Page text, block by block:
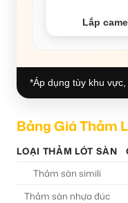
Lắp
*Áp dụng tùy khu
Bảng Giá Thảm
LOẠI THẢM LÓT SÀN
Thảm sàn simili
Thảm sàn nhựa đúc